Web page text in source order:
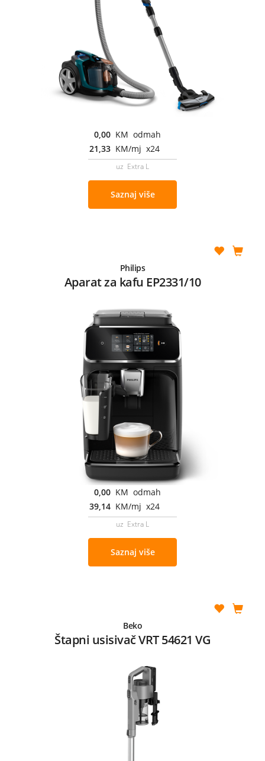
0,00 KM odmah
21,33 KM/mj x24
uz Extra L
Saznaj više
Philips
Aparat za kafu EP2331/10
0,00 KM odmah
39,14 KM/mj x24
uz Extra L
Saznaj više
Beko
Štapni usisivač VRT 54621 VG